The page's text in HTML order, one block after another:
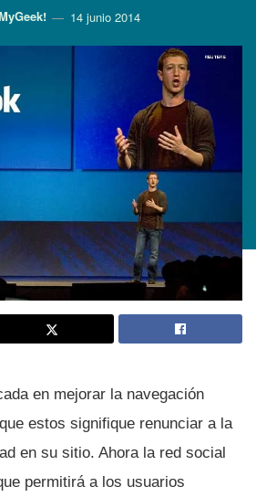
14 junio 2014
en mejorar la navegación
estos signifique renunciar a la
en su sitio. Ahora la red social
permitirá a los usuarios